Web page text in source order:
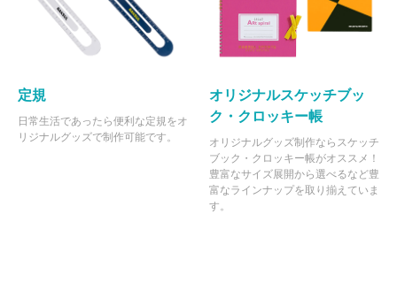
定規
日常生活であったら便利な定規をオ
リジナルグッズで制作可能です。
オリジナルスケッチブッ
ク・クロッキー帳
オリジナルグッズ制作ならスケッチ
ブック・クロッキー帳がオススメ！
豊富なサイズ展開から選べるなど豊
富なラインナップを取り揃えていま
す。